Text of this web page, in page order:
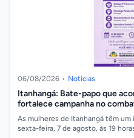
06/08/2026 • Notícias
Itanhangá: Bate-papo que
fortalece campanha no
As mulheres de Itanhangá têm
sexta-feira, 7 de agosto, às 19